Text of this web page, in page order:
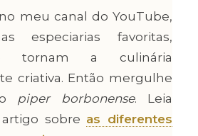
meu canal do YouTube,
especiarias favoritas,
tornam a culinária
criativa. Então mergulhe
piper borbonense. Leia
sobre as diferentes